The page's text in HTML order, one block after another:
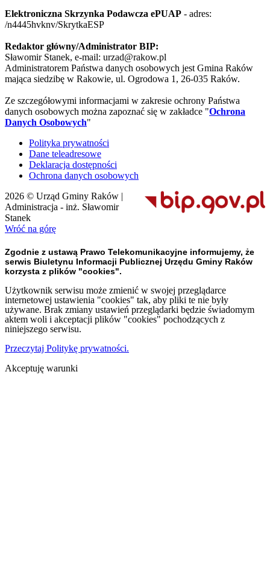
Elektroniczna Skrzynka Podawcza ePUAP - adres:
/n4445hvknv/SkrytkaESP
Redaktor główny/Administrator BIP:
Sławomir Stanek, e-mail: urzad@rakow.pl
Administratorem Państwa danych osobowych jest Gmina Raków
mająca siedzibę w Rakowie, ul. Ogrodowa 1, 26-035 Raków.
Ze szczegółowymi informacjami w zakresie ochrony Państwa
danych osobowych można zapoznać się w zakładce "Ochrona
Danych Osobowych"
Polityka prywatności
Dane teleadresowe
Deklaracja dostępności
Ochrona danych osobowych
2026 © Urząd Gminy Raków |
Administracja - inż. Sławomir
Stanek
Wróć na górę
Zgodnie z ustawą Prawo Telekomunikacyjne informujemy, że
serwis Biuletynu Informacji Publicznej Urzędu Gminy Raków
korzysta z plików "cookies".
Użytkownik serwisu może zmienić w swojej przeglądarce
internetowej ustawienia "cookies" tak, aby pliki te nie były
używane. Brak zmiany ustawień przeglądarki będzie świadomym
aktem woli i akceptacji plików "cookies" pochodzących z
niniejszego serwisu.
Przeczytaj Politykę prywatności.
Akceptuję warunki